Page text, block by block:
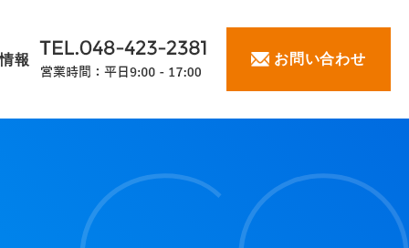
M&A
報 お問い合わせ